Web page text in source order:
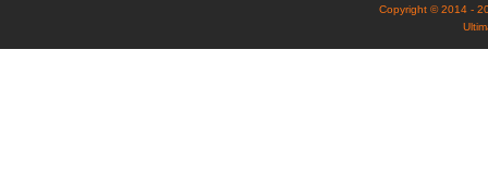
Copyright © 2014 -